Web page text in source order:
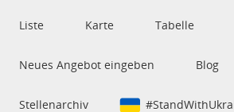
Liste Karte Tabelle
Neues Angebot eingeben Blog
Stellenarchiv